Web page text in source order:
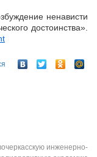
ненависти
достоинства».
инженерно-